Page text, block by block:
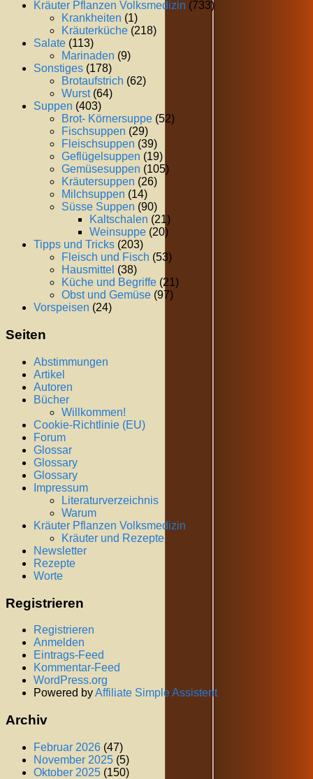
Kräuter Pflanzen Volksmedizin (733)
Krankheiten (1)
Kräuterküche (218)
Salate (113)
Marinaden (9)
Sonstiges (178)
Brotaufstrich (62)
Wurst(64)
Suppen (403)
Brot- Körnersuppe (52)
Fischsuppen (29)
Fleischsuppen (39)
Geflügelsuppen (19)
Gemüsesuppen (105)
Kräutersuppen (26)
Milchsuppen (14)
Süsse Suppen (90)
Kaltschalen (21)
Weinsuppe (20)
Tipps und Tricks (203)
Fleisch und Fisch (53)
Hausmittel (38)
Küche und Begriffe (21)
Obst und Gemüse (97)
Vorspeisen (24)
Seiten
Abstimmungen
Artikel
Autoren
Bücher
Willkommen!
Cookie-Richtlinie (EU)
Forum
Glossar
Glossary
Glossary
Impressum
Literaturverzeichnis
Warum
Kräuter Pflanzen Volksmedizin
Kräuter und Rezepte
Newsletter
Rezepte
Worte
Registrieren
Registrieren
Anmelden
Eintrags-Feed
Kommentar-Feed
WordPress.org
Powered byAffiliate Simple Assistent
Archiv
Februar 2026 (47)
November 2025 (5)
Oktober 2025 (150)